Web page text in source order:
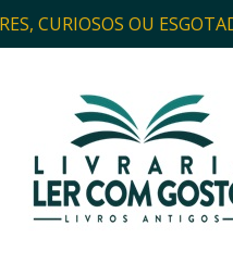
CURIOSOS OU